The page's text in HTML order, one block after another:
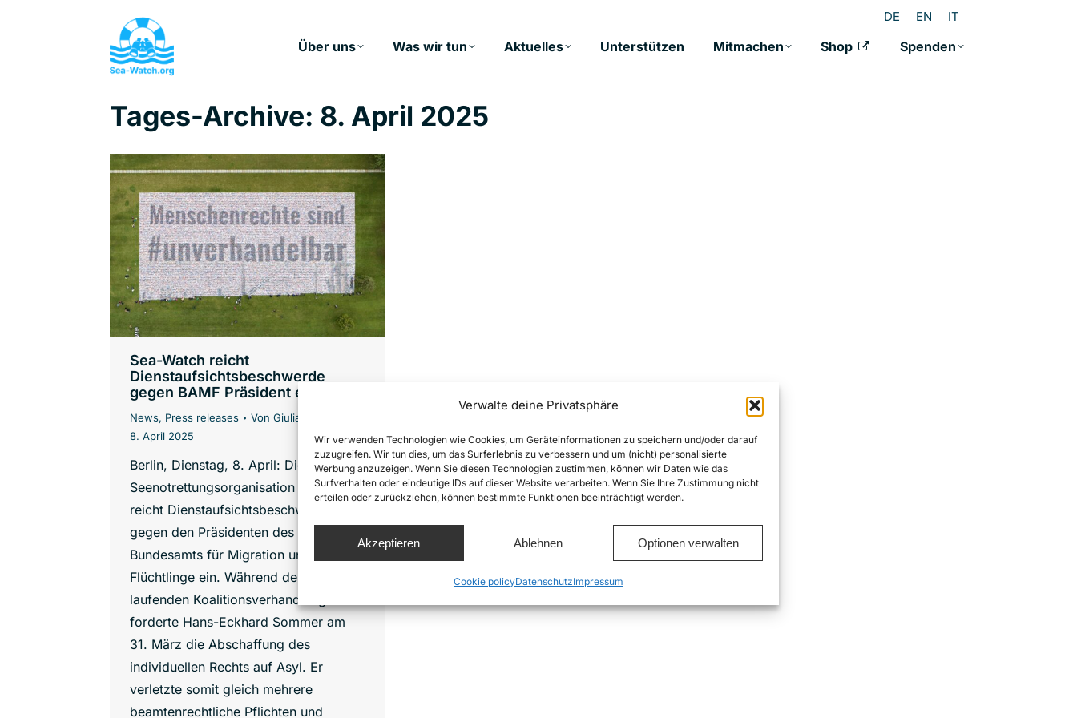
Verwalte deine Privatsphäre
Wir verwenden Technologien wie Cookies, um Geräteinformationen zu speichern und/oder darauf
zuzugreifen. Wir tun dies, um das Surferlebnis zu verbessern und um (nicht) personalisierte
Werbung anzuzeigen. Wenn Sie diesen Technologien zustimmen, können wir Daten wie das
Surfverhalten oder eindeutige IDs auf dieser Website verarbeiten. Wenn Sie Ihre Zustimmung nicht
erteilen oder zurückziehen, können bestimmte Funktionen beeinträchtigt werden.
Akzeptieren Ablehnen Optionen verwalten
Cookie policyDatenschutzImpressum
DE EN IT
Über uns Was wir tun Aktuelles Unterstützen Mitmachen Shop Spenden
Tages-Archive: 8. April 2025
Sea-Watch reicht
Dienstaufsichtsbeschwerde
gegen BAMF Präsident ein
News, Press releases Von Giulia Messmer
8. April 2025
Berlin, Dienstag, 8. April: Die deutsche
Seenotrettungsorganisation Sea-Watch
reicht Dienstaufsichtsbeschwerde
gegen den Präsidenten des
Bundesamts für Migration und
Flüchtlinge ein. Während der aktuell
laufenden Koalitionsverhandlungen
forderte Hans-Eckhard Sommer am
31. März die Abschaffung des
individuellen Rechts auf Asyl. Er
verletzte somit gleich mehrere
beamtenrechtliche Pflichten und